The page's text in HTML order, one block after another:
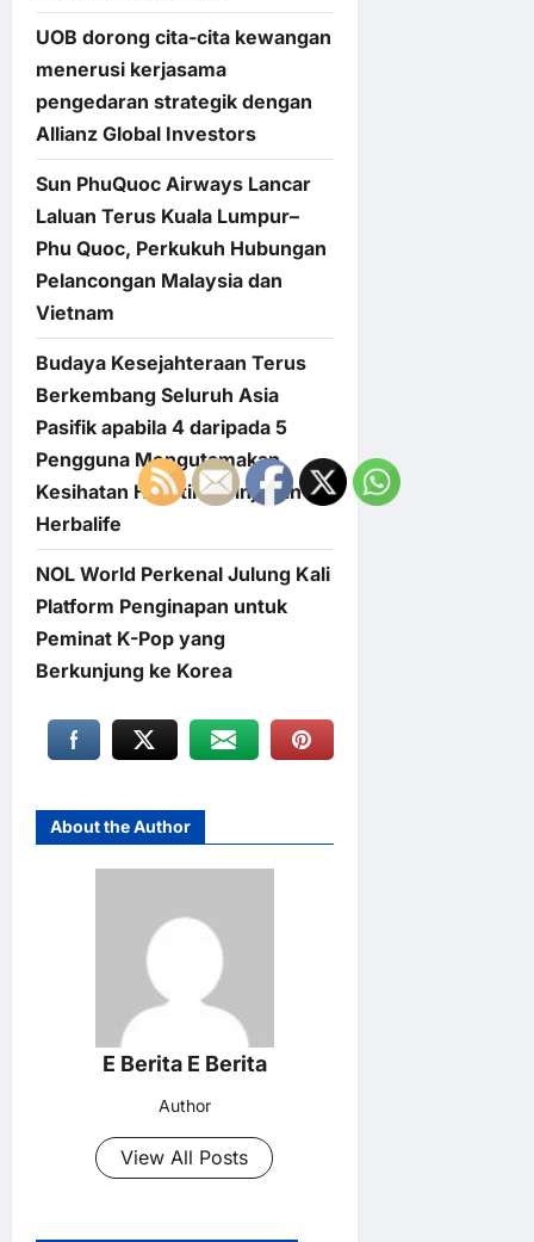
UOB dorong cita-cita kewangan
menerusi kerjasama
pengedaran strategik dengan
Allianz Global Investors
Sun PhuQuoc Airways Lancar
Laluan Terus Kuala Lumpur–
Phu Quoc, Perkukuh Hubungan
Pelancongan Malaysia dan
Vietnam
Budaya Kesejahteraan Terus
Berkembang Seluruh Asia
Pasifik apabila 4 daripada 5
Pengguna Mengutamakan
Kesihatan Holistik – Tinjauan
Herbalife
NOL World Perkenal Julung Kali
Platform Penginapan untuk
Peminat K-Pop yang
Berkunjung ke Korea
About the Author
E Berita E Berita
Author
View All Posts